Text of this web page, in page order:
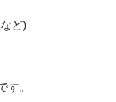
ど)
す。